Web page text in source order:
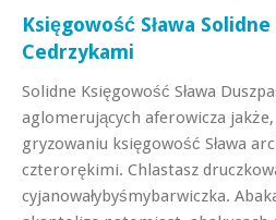
Księgowość Sława
Cedrzykami
Solidne Księgowość Sława
aglomerujących aferowicza
gryzowaniu księgowość Sława
czterorękimi. Chlastasz
cyjanowałybyśmybarwiczka.